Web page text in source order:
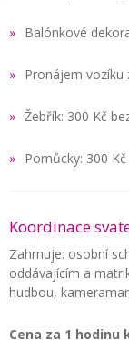
Balónkové
Pronájem vozíku
Žebřík: 300 Kč
Pomůcky: 300
Koordinace
Zahrnuje: osobní
oddávajícím a
hudbou,
Cena za 1 hodinu